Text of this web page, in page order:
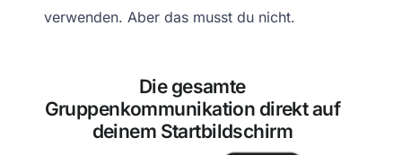
verwenden. Aber das musst du nicht.
Die gesamte
Gruppenkommunikation direkt auf
deinem Startbildschirm